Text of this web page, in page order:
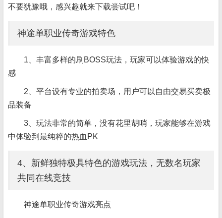
不要犹豫哦，感兴趣就来下载尝试吧！
神途单职业传奇游戏特色
1、丰富多样的刷BOSS玩法，玩家可以体验游戏的快
感
2、平台设有专业的拍卖场，用户可以自由交易买卖极
品装备
3、玩法非常的简单，没有花里胡哨，玩家能够在游戏
中体验到最纯粹的热血PK
4、新鲜独特极具特色的游戏玩法，无数名玩家
共同在线竞技
神途单职业传奇游戏亮点